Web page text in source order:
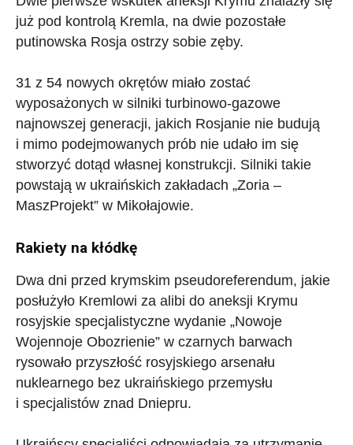
już pod kontrolą Kremla, na dwie pozostałe
putinowska Rosja ostrzy sobie zęby.
31 z 54 nowych okrętów miało zostać
wyposażonych w silniki turbinowo-gazowe
najnowszej generacji, jakich Rosjanie nie budują
i mimo podejmowanych prób nie udało im się
stworzyć dotąd własnej konstrukcji. Silniki takie
powstają w ukraińskich zakładach „Zoria –
MaszProjekt” w Mikołajowie.
Rakiety na kłódkę
Dwa dni przed krymskim pseudoreferendum, jakie
posłużyło Kremlowi za alibi do aneksji Krymu
rosyjskie specjalistyczne wydanie „Nowoje
Wojennoje Obozrienie” w czarnych barwach
rysowało przyszłość rosyjskiego arsenału
nuklearnego bez ukraińskiego przemysłu
i specjalistów znad Dniepru.